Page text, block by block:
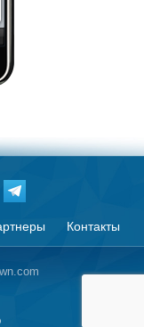
Контакты